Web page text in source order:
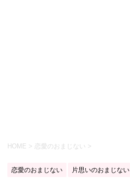
HOME > 恋愛のおまじない >
恋愛のおまじない 片思いのおまじない